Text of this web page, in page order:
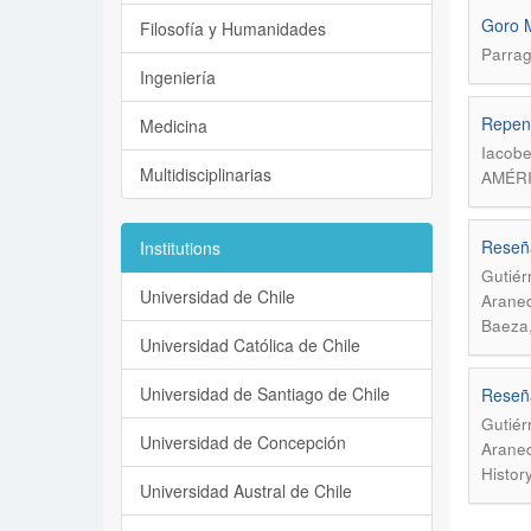
Goro
Filosofía y Humanidades
Ingeniería
Medicina
Multidisciplinarias
Institutions
Universidad de Chile
Universidad Católica de Chile
Universidad de Santiago de Chile
Universidad de Concepción
Universidad Austral de Chile